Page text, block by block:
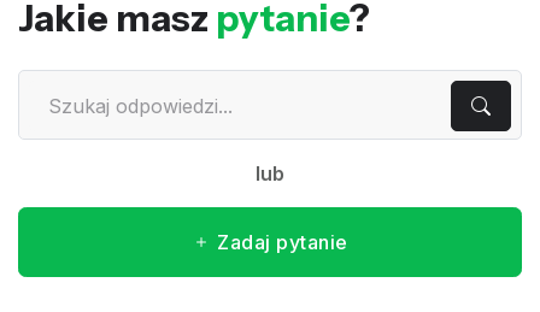
Jakie masz pytanie?
lub
Zadaj pytanie